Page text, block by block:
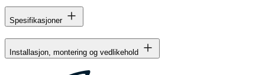
Spesifikasjoner
Installasjon, montering og vedlikehold